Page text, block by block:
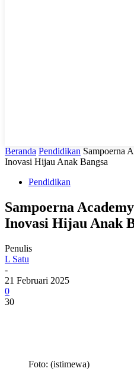
Beranda Pendidikan Sampoerna
Inovasi Hijau Anak Bangsa
Pendidikan
Sampoerna
Inovasi Hijau Anak
Penulis
L Satu
-
21 Februari 2025
0
30
Foto: (istimewa)